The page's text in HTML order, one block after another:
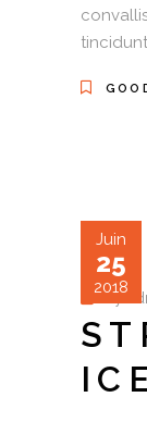
Juin
25
2018
by